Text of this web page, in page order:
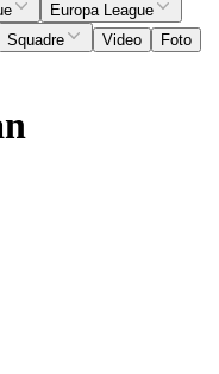
Europa League
Squadre Video
Foto